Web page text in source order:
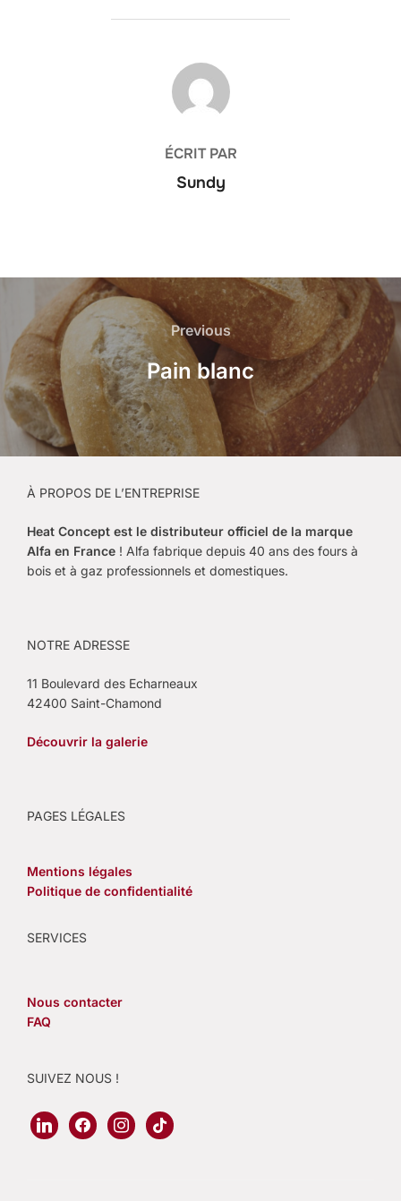
AUTEUR DE LA PUBLICATION
ÉCRIT PAR
Sundy
Navigation
de
l’article
Previous
Previous
Pain blanc
À PROPOS DE L’ENTREPRISE
Heat Concept est le distributeur officiel de la marque
Alfa en France ! Alfa fabrique depuis 40 ans des fours à
bois et à gaz professionnels et domestiques.
NOTRE ADRESSE
11 Boulevard des Echarneaux
42400 Saint-Chamond
Découvrir la galerie
PAGES LÉGALES
Mentions légales
Politique de confidentialité
SERVICES
Nous contacter
FAQ
SUIVEZ NOUS !
linkedinfacebookinstagram
tiktok